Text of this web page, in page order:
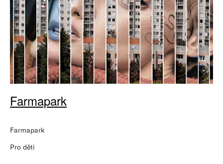
Farmapark
Farmapark
Pro děti